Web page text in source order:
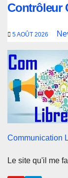
Contrôleur
5 AOÛT 2026
Communication
Le site qu'il me